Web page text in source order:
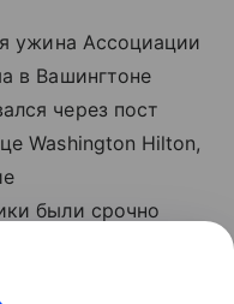
ужина Ассоциации
в Вашингтоне
через пост
Washington Hilton,
были срочно
обвинение в